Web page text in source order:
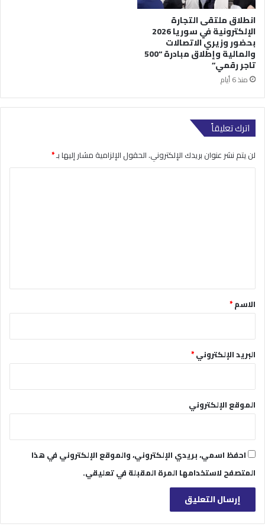
انطلاق ملتقى التجارة
الإلكترونية في سوريا 2026
بحضور وزيري الاتصالات
والمالية وإطلاق مبادرة “500
تاجر رقمي”
منذ 6 أيام
اترك تعليقاً
لن يتم نشر عنوان بريدك الإلكتروني.الحقول الإلزامية مشار إليها بـ*
*الاسم*
البريد الإلكتروني*
الموقع الإلكتروني
احفظ اسمي، بريدي الإلكتروني، والموقع الإلكتروني في هذا
المتصفح لاستخدامها المرة المقبلة في تعليقي.